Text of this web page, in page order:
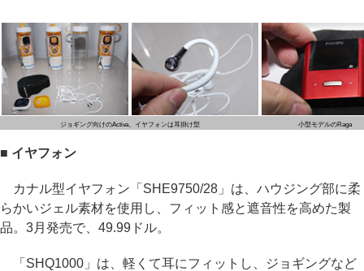
ジョギング向けのActiva。イヤフォンは耳掛け型 小型モデルのRaga
■ イヤフォン
カナル型イヤフォン「SHE9750/28」は、ハウジング部に柔
らかいジェル素材を使用し、フィット感と遮音性を高めた製
品。3月発売で、49.99ドル。
「SHQ1000」は、軽くて耳にフィットし、ジョギングなど